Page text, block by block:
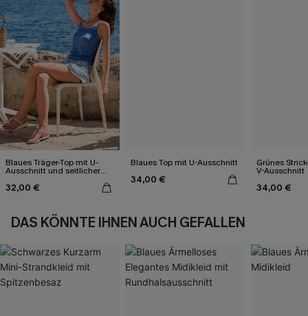
Blaues Träger-Top mit U-
Ausschnitt und seitlicher
32,00 €
Blaues Top mit U-Ausschnitt
34,00 €
Grünes
V-Ausschnitt
34,00 €
DAS KÖNNTE IHNEN AUCH GEFALLEN